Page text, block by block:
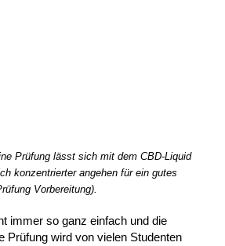
Prüfung lässt sich mit dem CBD-Liquid
konzentrierter angehen für ein gutes
Vorbereitung).
immer so ganz einfach und die
Prüfung wird von vielen Studenten